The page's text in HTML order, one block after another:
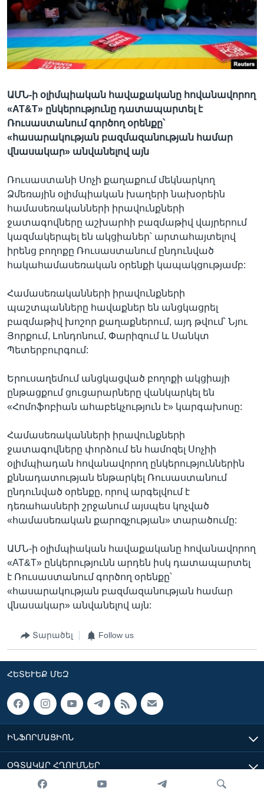
Լեզուներ
ԱՄՆ-ի օլիմպիական հավաքականը հովանավորող
«AT&T» ընկերությունը դատապարտել է
Ռուսաստանում գործող օրենքը՝
«հասարակության բազմազանության համար
վնասակար» անվանելով այն
Ռուսաստանի Սոչի քաղաքում մեկնարկող
Ձմեռային օլիմպիական խաղերի նախօրեին
համասեռականների իրավունքների
ջատագովները աշխարհի բազմաթիվ վայրերում
կազմակերպել են ակցիաներ՝ արտահայտելով
իրենց բողոքը Ռուսաստանում ընդունված
հակահամասեռական օրենքի կապակցությամբ:
Համասեռականների իրավունքների
պաշտպանները հավաքներ են անցկացրել
բազմաթիվ խոշոր քաղաքներում, այդ թվում՝ Նյու
Յորքում, Լոնդոնում, Փարիզում և Սանկտ
Պետերբուրգում:
Երուսաղեմում անցկացված բողոքի ակցիայի
ընթացքում ցուցարարները վանկարկել են
«Հոմոֆոբիան ահաբեկչություն է» կարգախոսը:
Համասեռականների իրավունքների
ջատագովները փորձում են համոզել Սոչիի
օլիմպիադան հովանավորող ընկերություններին
քննադատության ենթարկել Ռուսաստանում
ընդունված օրենքը, որով արգելվում է
դեռահասների շրջանում այսպես կոչված
«համասեռական քարոզչության» տարածումը:
ԱՄՆ-ի օլիմպիական հավաքականը հովանավորող
«AT&T» ընկերությունն արդեն իսկ դատապարտել
է Ռուսաստանում գործող օրենքը՝
«հասարակության բազմազանության համար
վնասակար» անվանելով այն:
Տարածել Follow us
ՀԵՏԵՒԵՔ ՄԵԶ
ԻՆՖՈՐՄԱՑԻՈՆ
ՕԳՏԱԿԱՐ ՀՂՈՒՄՆԵՐ